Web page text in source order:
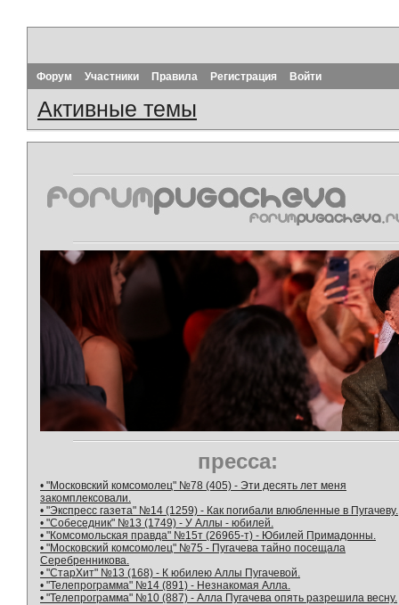
Форум Участники Правила Регистрация Войти
Активные темы
пресса:
• "Московский комсомолец" №78 (405) - Эти десять лет меня
закомплексовали.
• "Экспресс газета" №14 (1259) - Как погибали влюбленные в Пугачеву.
• "Собеседник" №13 (1749) - У Аллы - юбилей.
• "Комсомольская правда" №15т (26965-т) - Юбилей Примадонны.
• "Московский комсомолец" №75 - Пугачева тайно посещала
Серебренникова.
• "СтарХит" №13 (168) - К юбилею Аллы Пугачевой.
• "Телепрограмма" №14 (891) - Незнакомая Алла.
• "Телепрограмма" №10 (887) - Алла Пугачева опять разрешила весну.